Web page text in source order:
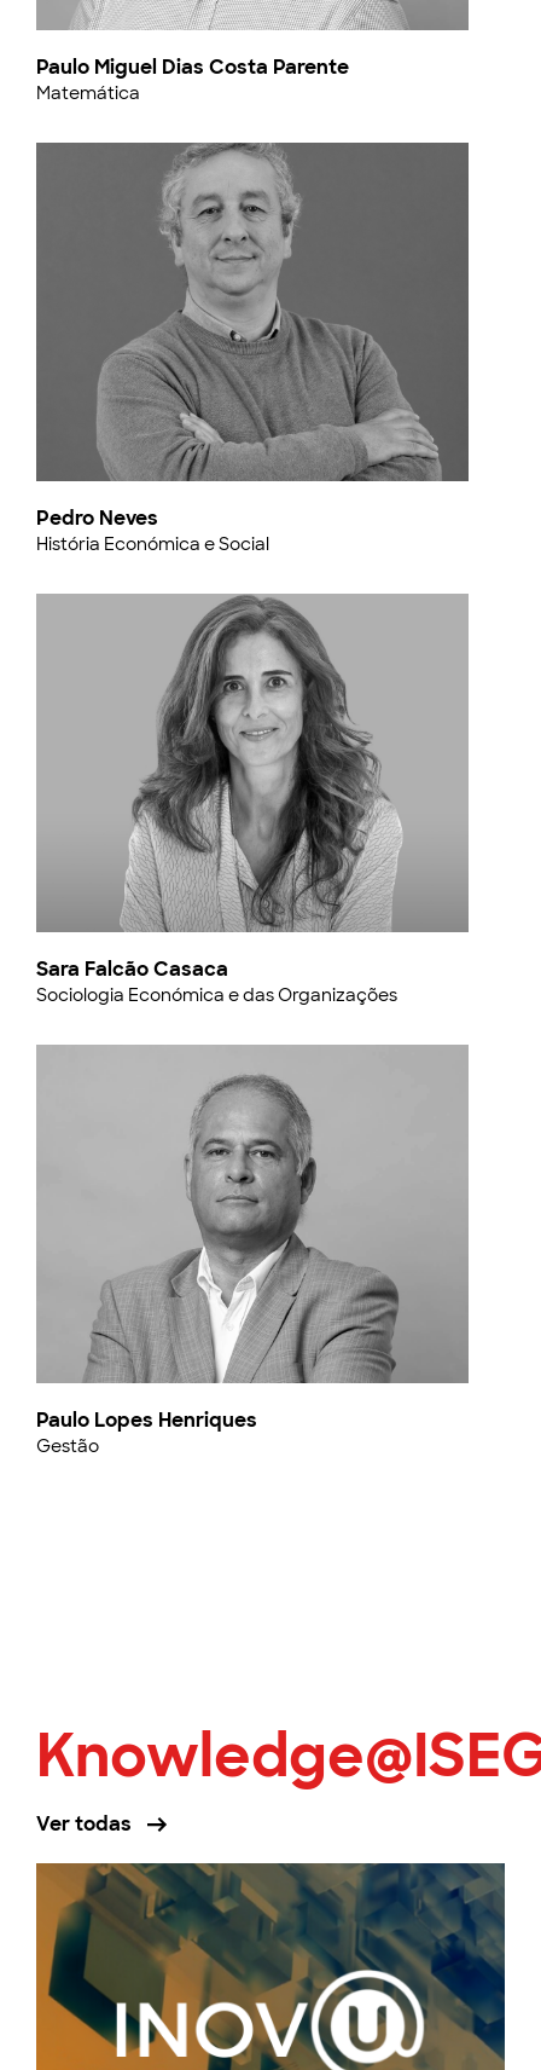
Paulo Miguel Dias Costa Parente
Matemática
Pedro Neves
História Económica e Social
Sara Falcão Casaca
Sociologia Económica e das Organizações
Paulo Lopes Henriques
Gestão
Ver todas